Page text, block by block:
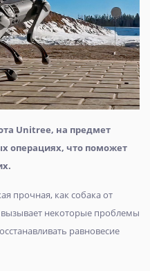
Unitree, на предмет
операциях, что поможет
прочная, как собака от
вызывает некоторые проблемы
равновесие